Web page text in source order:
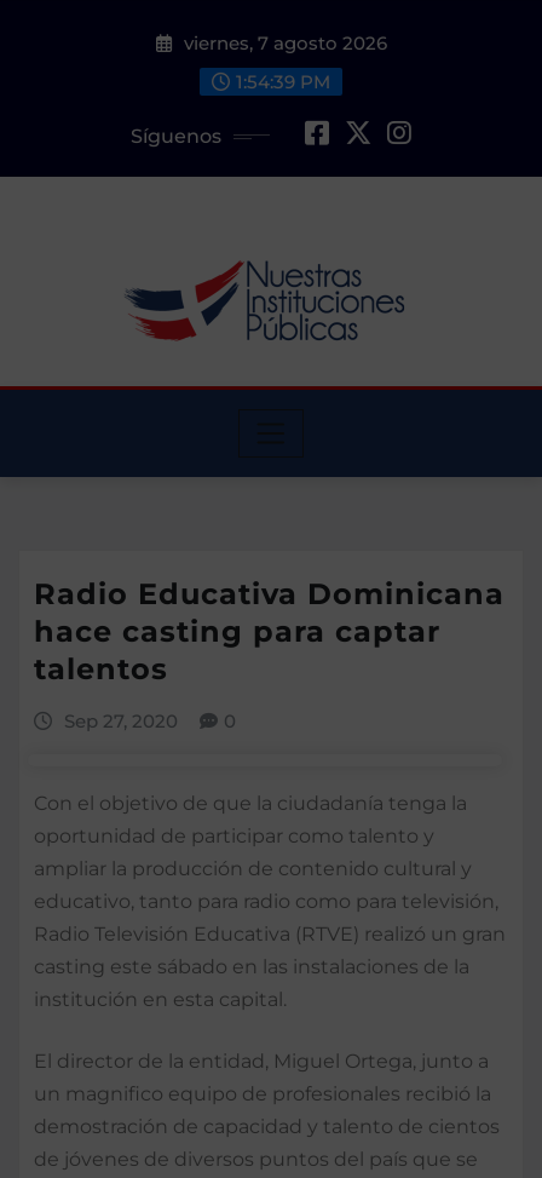
viernes, 7 agosto 2026
1:54:40 PM
Síguenos
Radio Educativa Dominicana
hace casting para captar
talentos
Sep 27, 2020 0
Con el objetivo de que la ciudadanía tenga la
oportunidad de participar como talento y
ampliar la producción de contenido cultural y
educativo, tanto para radio como para televisión,
Radio Televisión Educativa (RTVE) realizó un gran
casting este sábado en las instalaciones de la
institución en esta capital.
El director de la entidad, Miguel Ortega, junto a
un magnifico equipo de profesionales recibió la
demostración de capacidad y talento de cientos
de jóvenes de diversos puntos del país que se